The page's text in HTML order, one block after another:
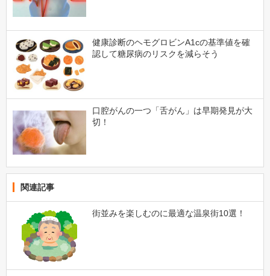
健康診断のヘモグロビンA1cの基準値を確
認して糖尿病のリスクを減らそう
口腔がんの一つ「舌がん」は早期発見が大
切！
関連記事
街並みを楽しむのに最適な温泉街10選！